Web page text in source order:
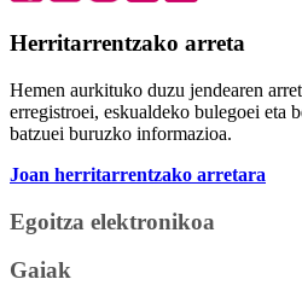
Herritarrentzako arreta
Hemen aurkituko duzu jendearen
erregistroei, eskualdeko bulegoei eta
batzuei buruzko informazioa.
Joan herritarrentzako arretara
Egoitza elektronikoa
Gaiak